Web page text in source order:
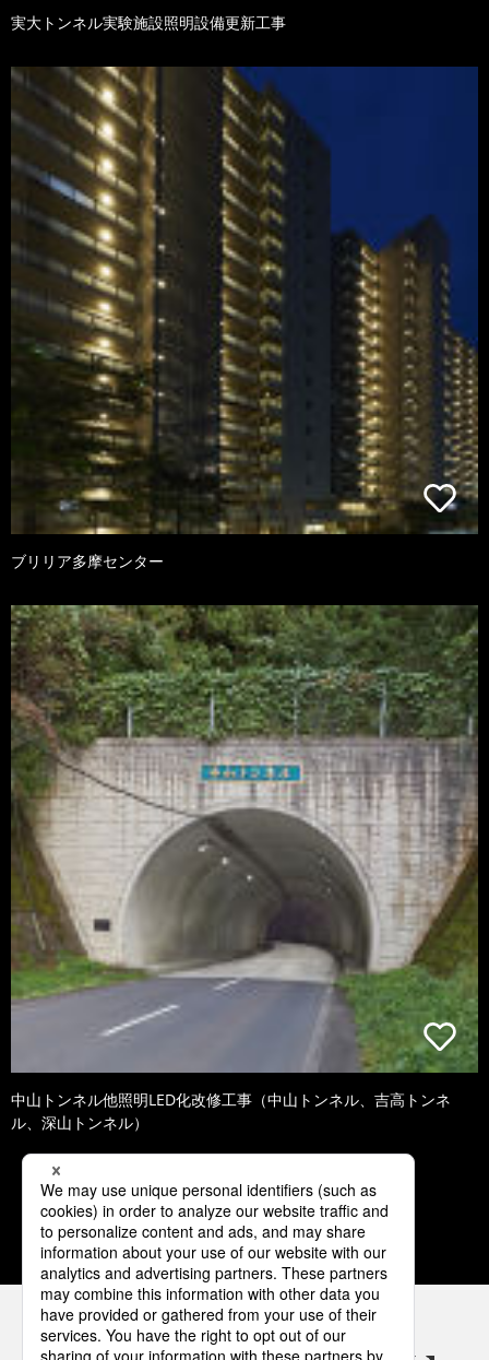
実大トンネル実験施設照明設備更新工事
ブリリア多摩センター
中山トンネル他照明LED化改修工事（中山トンネル、吉高トンネ
ル、深山トンネル）
1 2 3 4
パナソニックの電気設備 SNSアカウント